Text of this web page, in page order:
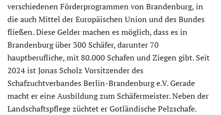
verschiedenen Förderprogrammen von Brandenburg, in
die auch Mittel der Europäischen Union und des Bundes
fließen. Diese Gelder machen es möglich, dass es in
Brandenburg über 300 Schäfer, darunter 70
hauptberufliche, mit 80.000 Schafen und Ziegen gibt. Seit
2024 ist Jonas Scholz Vorsitzender des
Schafzuchtverbandes Berlin-Brandenburg e.V. Gerade
macht er eine Ausbildung zum Schäfermeister. Neben der
Landschaftspflege züchtet er Gotländische Pelzschafe.